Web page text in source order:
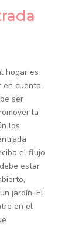
hogar es
en cuenta
ser
la
los
el flujo
estar
jardín. El
en el